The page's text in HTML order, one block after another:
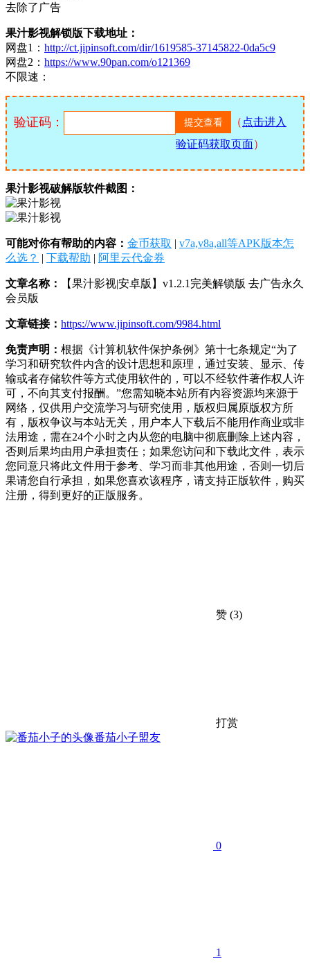
去除了广告
果汁影视解锁版下载地址：
网盘1： http://ct.jipinsoft.com/dir/1619585-37145822-0da5c9
网盘2： https://www.90pan.com/o121369
不限速：
验证码： （ 点击进入
验证码获取页面）
果汁影视破解版软件截图：
可能对你有帮助的内容： 金币获取 | v7a,v8a,all等APK版本怎
么选？ | 下载帮助 | 阿里云代金券
文章名称：
【果汁影视|安卓版】v1.2.1完美解锁版 去广告永久
会员版
文章链接： https://www.jipinsoft.com/9984.html
免责声明： 根据《计算机软件保护条例》第十七条规定“为了
学习和研究软件内含的设计思想和原理，通过安装、显示、传
输或者存储软件等方式使用软件的，可以不经软件著作权人许
可，不向其支付报酬。”您需知晓本站所有内容资源均来源于
网络，仅供用户交流学习与研究使用，版权归属原版权方所
有，版权争议与本站无关，用户本人下载后不能用作商业或非
法用途，需在24个小时之内从您的电脑中彻底删除上述内容，
否则后果均由用户承担责任；如果您访问和下载此文件，表示
您同意只将此文件用于参考、学习而非其他用途，否则一切后
果请您自行承担，如果您喜欢该程序，请支持正版软件，购买
注册，得到更好的正版服务。
赞 (3)
打赏
番茄小子盟友
0
1